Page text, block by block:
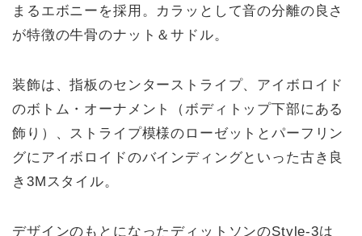
まるエボニーを採用。カラッとして音の分離の良さ
が特徴の牛骨のナット＆サドル。
装飾は、指板のセンターストライプ、アイボロイド
のボトム・オーナメント（ボディトップ下部にある
飾り）、ストライプ模様のローゼットとパーフリン
グにアイボロイドのバインディングといった古き良
き3Mスタイル。
デザインのもとになったディットソンのStyle-3は